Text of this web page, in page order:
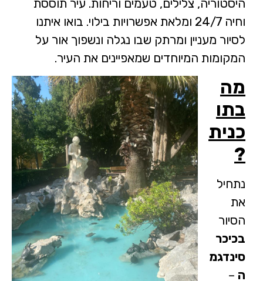
היסטוריה, צלילים, טעמים וריחות. עיר תוססת
וחיה 24/7 ומלאת אפשרויות בילוי. בואו איתנו
לסיור מעניין ומרתק שבו נגלה ונשפוך אור על
המקומות המיוחדים שמאפיינים את העיר.
מה
בתו
כנית
?
נתחיל
את
הסיור
בכיכר
סינדגמ
ה –